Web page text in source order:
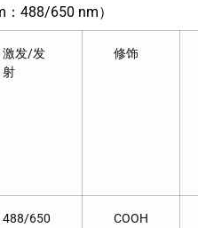
：488/650 nm）
激发/发
射
修饰
488/650
COOH